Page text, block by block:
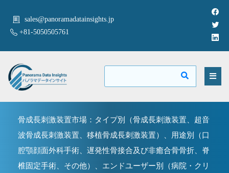
sales@panoramadatainsights.jp
+81-5050505761
骨成長刺激装置市場：タイプ別（骨成長刺激装置、超音
波骨成長刺激装置、移植骨成長刺激装置）、用途別（口
腔顎顔面外科手術、遅発性骨接合及び非癒合骨骨折、脊
椎固定手術、その他）、エンドユーザー別（病院・クリ